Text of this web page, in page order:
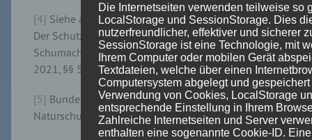
[4] Siehe allgemein zu den Fragen:Detlef Czybulka,
Der Schutz unserer Meere, München 2024; ders.,in
Schumacher/Fischer-Hüftle, BNatSchG Kommentar,
2021, §§ 56-58.
[5] Bundesministerium für Umwelt, Klimaschutz,
Naturschutz und nukleare Sicherheit.
Die Internetseiten verwenden teilweise so
LocalStorage und SessionStorage. Dies
nutzerfreundlicher, effektiver und sicherer
SessionStorage ist eine Technologie, mit
Ihrem Computer oder mobilen Gerät
Textdateien, welche über einen
Computersystem abgelegt und
Verwendung von Cookies, LocalStorage
entsprechende Einstellung in Ihrem
Zahlreiche Internetseiten und Server
enthalten eine sogenannte Cookie-ID.